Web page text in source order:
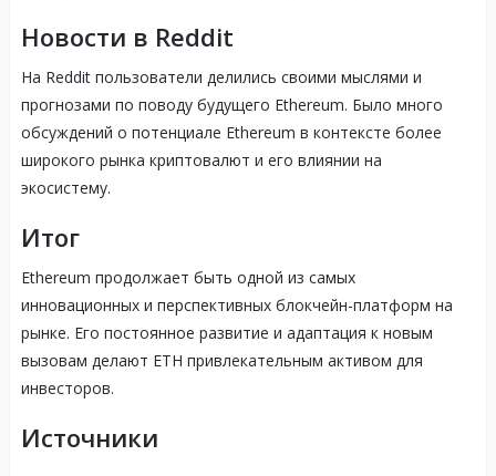
Новости в Reddit
На Reddit пользователи делились своими мыслями и
прогнозами по поводу будущего Ethereum. Было много
обсуждений о потенциале Ethereum в контексте более
широкого рынка криптовалют и его влиянии на
экосистему.
Итог
Ethereum продолжает быть одной из самых
инновационных и перспективных блокчейн-платформ на
рынке. Его постоянное развитие и адаптация к новым
вызовам делают ETH привлекательным активом для
инвесторов.
Источники